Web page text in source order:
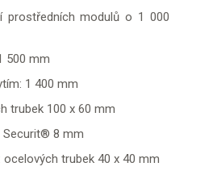
prostředních modulů o 1 000
500 mm
1 400 mm
trubek 100 x 60 mm
Securit® 8 mm
trubek 40 x 40 mm